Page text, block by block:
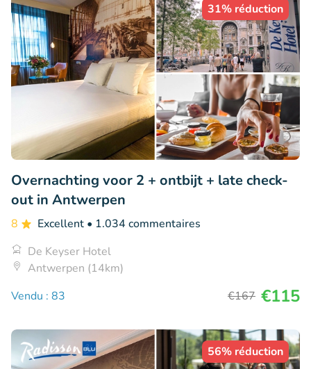
31% réduction
Overnachting voor 2 + ontbijt + late check-
out in Antwerpen
8 Excellent • 1.034 commentaires
De Keyser Hotel
Antwerpen (14km)
Vendu : 83
€167 €115
56% réduction